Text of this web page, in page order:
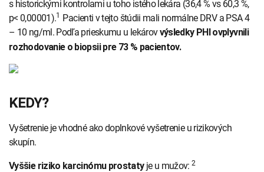
s historickými kontrolami u toho istého lekára (36,4 % vs 60,3 %,
p< 0,00001).1 Pacienti v tejto štúdii mali normálne DRV a PSA 4
– 10 ng/ml. Podľa prieskumu u lekárovvýsledky PHI ovplyvnili
rozhodovanie o biopsii pre 73 % pacientov.
KEDY?
Vyšetrenie je vhodné ako doplnkové vyšetrenie u rizikových
skupín.
Vyššie riziko karcinómu prostatyje u mužov:2